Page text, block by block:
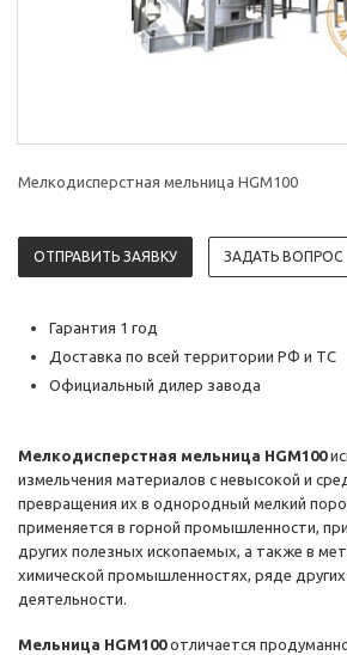
Мелкодисперстная мельница HGM100
ОТПРАВИТЬ ЗАЯВКУ ЗАДАТЬ ВОПРОС
Гарантия 1 год
Доставка по всей территории РФ и ТС
Официальный дилер завода
Мелкодисперстная мельница HGM100
измельчения материалов с невысокой и
превращения их в однородный мелкий
применяется в горной промышленности,
других полезных ископаемых, а также в
химической промышленностях, ряде
деятельности.
Мельница HGM100отличается